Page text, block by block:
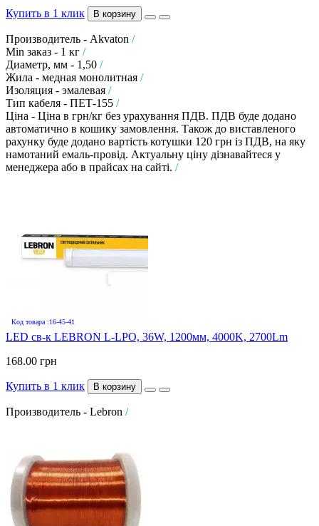
Купить в 1 клик В корзину
Производитель - Akvaton /
Min заказ - 1 кг /
Диаметр, мм - 1,50 /
Жила - медная монолитная /
Изоляция - эмалевая /
Тип кабеля - ПЕТ-155 /
Ціна - Ціна в грн/кг без урахування ПДВ. ПДВ буде додано
автоматично в кошику замовлення. Також до виставленого
рахунку буде додано вартість котушки 120 грн із ПДВ, на яку
намотаний емаль-провід. Актуальну ціну дізнавайтеся у
менеджера або в прайсах на сайті. /
Код товара :16-45-41
LED св-к LEBRON L-LPO, 36W, 1200мм, 4000K, 2700Lm
168.00 грн
Купить в 1 клик В корзину
Производитель - Lebron /